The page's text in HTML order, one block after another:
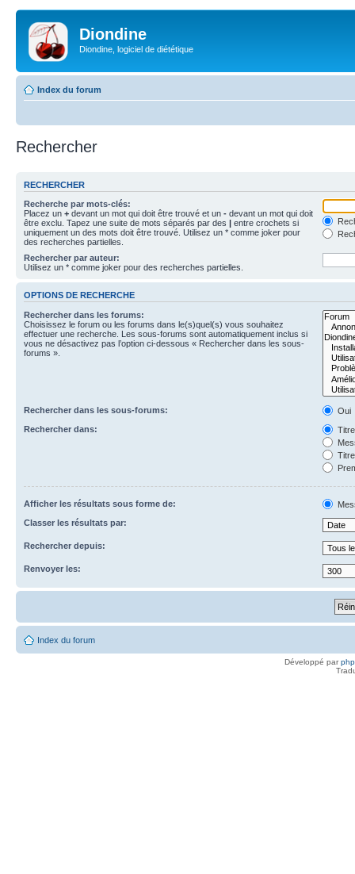
Diondine
Diondine, logiciel de diététique
Index du forum
Rechercher
RECHERCHER
Recherche par mots-clés:
Placez un + devant un mot qui doit être trouvé et un - devant un mot qui doit
être exclu. Tapez une suite de mots séparés par des | entre crochets si
uniquement un des mots doit être trouvé. Utilisez un * comme joker pour
des recherches partielles.
Rechercher par auteur:
Utilisez un * comme joker pour des recherches partielles.
OPTIONS DE RECHERCHE
Rechercher dans les forums:
Choisissez le forum ou les forums dans le(s)quel(s) vous souhaitez
effectuer une recherche. Les sous-forums sont automatiquement inclus si
vous ne désactivez pas l’option ci-dessous « Rechercher dans les sous-
forums ».
Rechercher dans les sous-forums:
Oui
Rechercher dans:
Afficher les résultats sous forme de:
Classer les résultats par:
Rechercher depuis:
Renvoyer les:
Index du forum
Développé par